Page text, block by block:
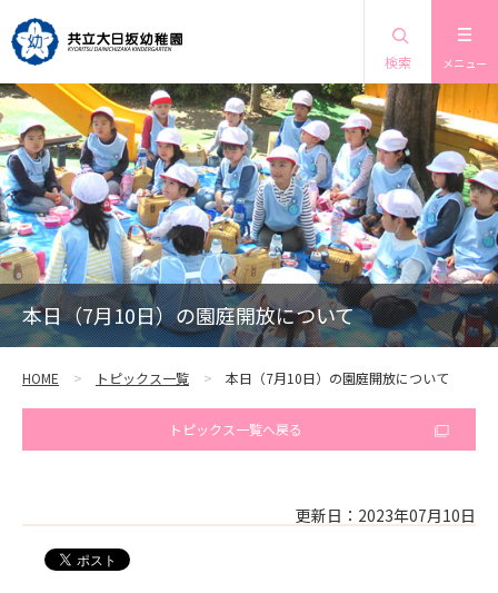
メニュー
検索
本日（7月10日）の園庭開放について
HOME トピックス一覧 本日（7月10日）の園庭開放について
トピックス一覧へ戻る
更新日：2023年07月10日